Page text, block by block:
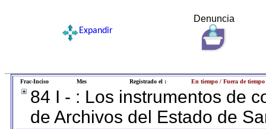
Denuncia
Expandir
Frac-Inciso Mes Registrado el : En tiempo / Fuera de tiempo
84 I - : Los instrumentos de
de Archivos del Estado de